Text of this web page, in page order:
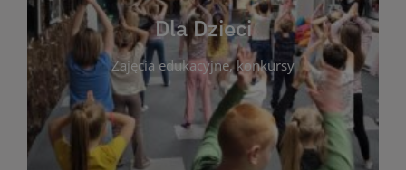
Dla Dzieci
Zajęcia edukacyjne, konkursy
To miejsce stworzone z myślą o najmłodszych
czytelnikach i ich rodzicach. Znajdziesz tu
informacje o zajęciach edukacyjnych, konkursach
plastycznych i spotkaniach z autorami książek dla
dzieci. Biblioteka oferuje bogaty wybór bajek,
opowiadań i lektur szkolnych, a także przyjazny
kącik do wspólnego czytania. Pragniemy